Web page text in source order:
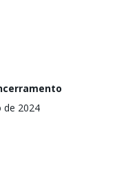
de 2024